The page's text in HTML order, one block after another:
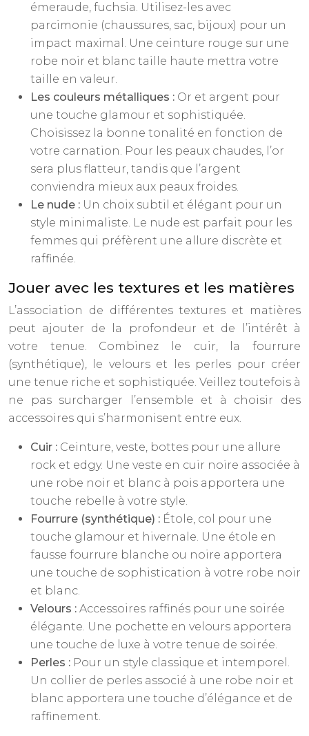
émeraude, fuchsia. Utilisez-les avec
parcimonie (chaussures, sac, bijoux) pour un
impact maximal. Une ceinture rouge sur une
robe noir et blanc taille haute mettra votre
taille en valeur.
Les couleurs métalliques : Or et argent pour
une touche glamour et sophistiquée.
Choisissez la bonne tonalité en fonction de
votre carnation. Pour les peaux chaudes, l’or
sera plus flatteur, tandis que l’argent
conviendra mieux aux peaux froides.
Le nude : Un choix subtil et élégant pour un
style minimaliste. Le nude est parfait pour les
femmes qui préfèrent une allure discrète et
raffinée.
Jouer avec les textures et les matières
L’association de différentes textures et matières
peut ajouter de la profondeur et de l’intérêt à
votre tenue. Combinez le cuir, la fourrure
(synthétique), le velours et les perles pour créer
une tenue riche et sophistiquée. Veillez toutefois à
ne pas surcharger l’ensemble et à choisir des
accessoires qui s’harmonisent entre eux.
Cuir : Ceinture, veste, bottes pour une allure
rock et edgy. Une veste en cuir noire associée à
une robe noir et blanc à pois apportera une
touche rebelle à votre style.
Fourrure (synthétique) : Étole, col pour une
touche glamour et hivernale. Une étole en
fausse fourrure blanche ou noire apportera
une touche de sophistication à votre robe noir
et blanc.
Velours : Accessoires raffinés pour une soirée
élégante. Une pochette en velours apportera
une touche de luxe à votre tenue de soirée.
Perles : Pour un style classique et intemporel.
Un collier de perles associé à une robe noir et
blanc apportera une touche d’élégance et de
raffinement.